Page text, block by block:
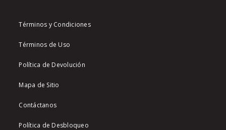
Términos y Condiciones
Términos de Uso
Política de Devolución
Mapa de Sitio
Contáctanos
Política de Desbloqueo